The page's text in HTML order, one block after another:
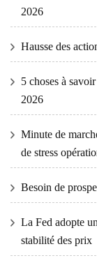
2026
Hausse des
5 choses à
2026
Minute de
de stress
Besoin de
La Fed adopte
stabilité des prix